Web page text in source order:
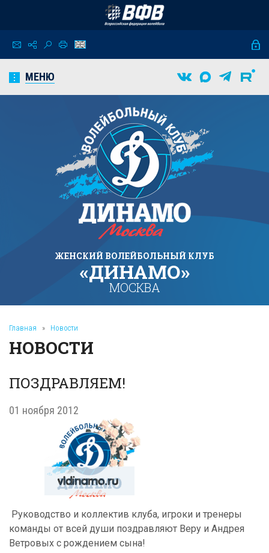
МЕНЮ
ЖЕНСКИЙ ВОЛЕЙБОЛЬНЫЙ КЛУБ
«ДИНАМО»
МОСКВА
Главная » Новости
НОВОСТИ
ПОЗДРАВЛЯЕМ!
01 ноября 2012
Руководство и коллектив клуба, игроки и тренеры
команды от всей души поздравляют Веру и Андрея
Ветровых с рождением сына!